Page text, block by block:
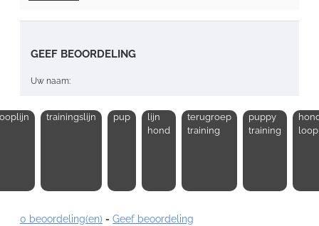
GEEF BEOORDELING
Uw naam:
Opmerking:
Note:HTML-code wordt niet vertaald!
trainingslijn pup
lijn
hond
terugroep
training
puppy
training
0 beoordeling(en) - Geef beoordeling